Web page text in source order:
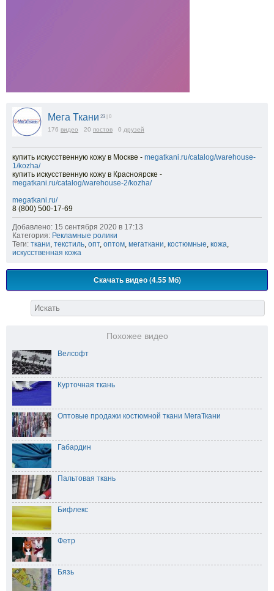
Мега Ткани 23 | 0
176 видео 20 постов 0 друзей
купить искусственную кожу в Москве - megatkani.ru/catalog/warehouse-
1/kozha/
купить искусственную кожу в Красноярске -
megatkani.ru/catalog/warehouse-2/kozha/
megatkani.ru/
8 (800) 500-17-69
Добавлено: 15 сентября 2020 в 17:13
Категория: Рекламные ролики
Теги: ткани, текстиль, опт, оптом, мегаткани, костюмные, кожа,
искусственная кожа
Скачать видео (4.55 Мб)
Похожее видео
Велсофт
Курточная ткань
Оптовые продажи костюмной ткани МегаТкани
Габардин
Пальтовая ткань
Бифлекс
Фетр
Бязь